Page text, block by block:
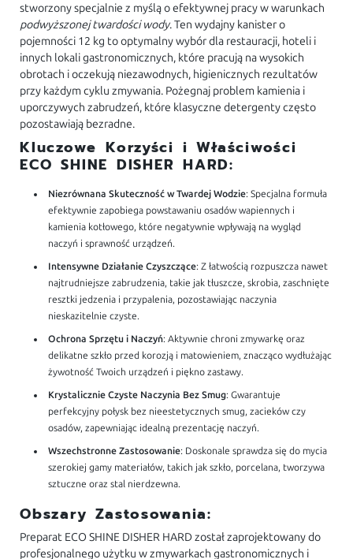
stworzony specjalnie z myślą o efektywnej pracy w warunkach
podwyższonej twardości wody. Ten wydajny kanister o
pojemności 12 kg to optymalny wybór dla restauracji, hoteli i
innych lokali gastronomicznych, które pracują na wysokich
obrotach i oczekują niezawodnych, higienicznych rezultatów
przy każdym cyklu zmywania. Pożegnaj problem kamienia i
uporczywych zabrudzeń, które klasyczne detergenty często
pozostawiają bezradne.
Kluczowe Korzyści i Właściwości
ECO SHINE DISHER HARD:
Niezrównana Skuteczność w Twardej Wodzie: Specjalna formuła
efektywnie zapobiega powstawaniu osadów wapiennych i
kamienia kotłowego, które negatywnie wpływają na wygląd
naczyń i sprawność urządzeń.
Intensywne Działanie Czyszczące: Z łatwością rozpuszcza nawet
najtrudniejsze zabrudzenia, takie jak tłuszcze, skrobia, zaschnięte
resztki jedzenia i przypalenia, pozostawiając naczynia
nieskazitelnie czyste.
Ochrona Sprzętu i Naczyń: Aktywnie chroni zmywarkę oraz
delikatne szkło przed korozją i matowieniem, znacząco wydłużając
żywotność Twoich urządzeń i piękno zastawy.
Krystalicznie Czyste Naczynia Bez Smug: Gwarantuje
perfekcyjny połysk bez nieestetycznych smug, zacieków czy
osadów, zapewniając idealną prezentację naczyń.
Wszechstronne Zastosowanie: Doskonale sprawdza się do mycia
szerokiej gamy materiałów, takich jak szkło, porcelana, tworzywa
sztuczne oraz stal nierdzewna.
Obszary Zastosowania:
Preparat ECO SHINE DISHER HARD został zaprojektowany do
profesjonalnego użytku w zmywarkach gastronomicznych i